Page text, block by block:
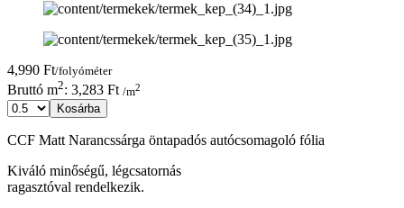
4,990 Ft/folyóméter
Bruttó m2: 3,283 Ft /m2
Kosárba
CCF Matt Narancssárga öntapadós autócsomagoló fólia
Kiváló minőségű, légcsatornás
ragasztóval rendelkezik.